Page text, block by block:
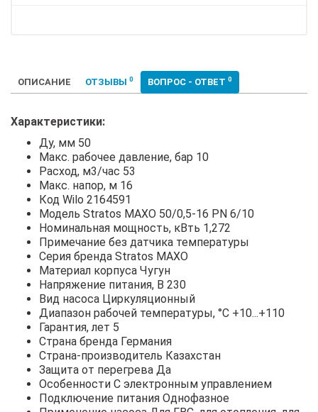
ОПИСАНИЕ ОТЗЫВЫ 0 ВОПРОС - ОТВЕТ 0
Характеристики:
Ду, мм 50
Макс. рабочее давление, бар 10
Расход, м3/час 53
Макс. напор, м 16
Код Wilo 2164591
Модель Stratos MAXO 50/0,5-16 PN 6/10
Номинальная мощность, кВть 1,272
Примечание без датчика температуры
Серия бренда Stratos MAXO
Материал корпуса Чугун
Напряжение питания, В 230
Вид насоса Циркуляционный
Диапазон рабочей температуры, °С +10...+110
Гарантия, лет 5
Страна бренда Германия
Страна-производитель Казахстан
Защита от перегрева Да
Особенности С электронным управлением
Подключение питания Однофазное